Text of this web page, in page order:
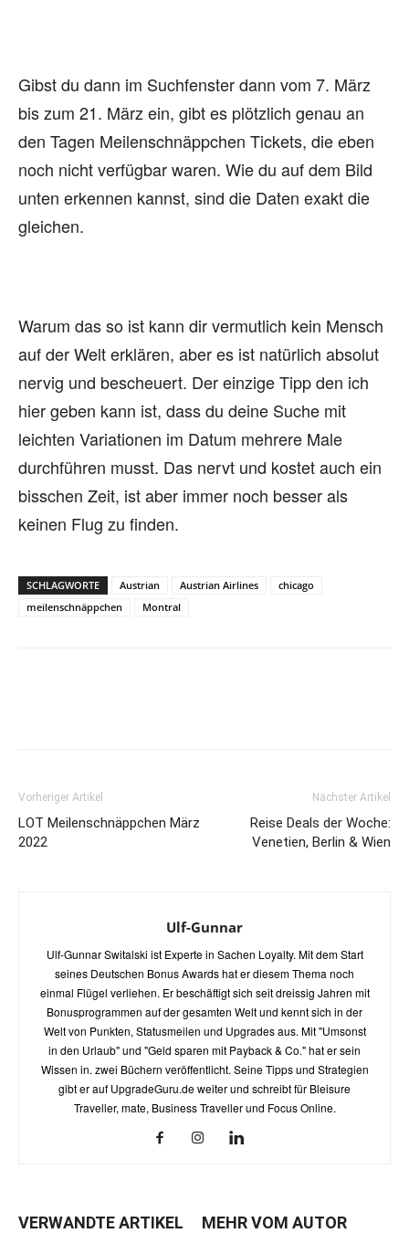
Gibst du dann im Suchfenster dann vom 7. März
bis zum 21. März ein, gibt es plötzlich genau an
den Tagen Meilenschnäppchen Tickets, die eben
noch nicht verfügbar waren. Wie du auf dem Bild
unten erkennen kannst, sind die Daten exakt die
gleichen.
Warum das so ist kann dir vermutlich kein Mensch
auf der Welt erklären, aber es ist natürlich absolut
nervig und bescheuert. Der einzige Tipp den ich
hier geben kann ist, dass du deine Suche mit
leichten Variationen im Datum mehrere Male
durchführen musst. Das nervt und kostet auch ein
bisschen Zeit, ist aber immer noch besser als
keinen Flug zu finden.
SCHLAGWORTE Austrian Austrian Airlines
chicago
meilenschnäppchen
Montral
Vorheriger Artikel
LOT Meilenschnäppchen März
2022
Nächster Artikel
Reise Deals der Woche:
Venetien, Berlin & Wien
Ulf-Gunnar
Ulf-Gunnar Switalski ist Experte in Sachen Loyalty. Mit dem Start
seines Deutschen Bonus Awards hat er diesem Thema noch
einmal Flügel verliehen. Er beschäftigt sich seit dreissig Jahren mit
Bonusprogrammen auf der gesamten Welt und kennt sich in der
Welt von Punkten, Statusmeilen und Upgrades aus. Mit "Umsonst
in den Urlaub" und "Geld sparen mit Payback & Co." hat er sein
Wissen in. zwei Büchern veröffentlicht. Seine Tipps und Strategien
gibt er auf UpgradeGuru.de weiter und schreibt für Bleisure
Traveller, mate, Business Traveller und Focus Online.
VERWANDTE ARTIKEL MEHR VOM AUTOR